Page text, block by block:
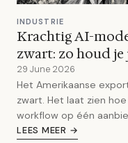
INDUSTRIE
Krachtig AI-
zwart: zo houd
29 June 2026
Het Amerikaanse
zwart. Het laat zien
workflow op één
LEES MEER →